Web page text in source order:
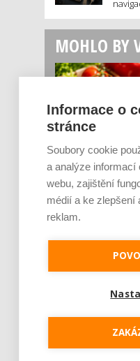
MOHLO BY
Rajčata,
které v létě
Léto je ideálním
Informace o
stránce
Soubory cookie
a analýze
webu, zajištění
médií a ke zlepšení
reklam.